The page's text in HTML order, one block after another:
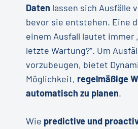
Daten lassen sich Ausfälle
bevor sie entstehen. Eine
einem Ausfall lautet immer
letzte Wartung?“. Um
vorzubeugen, bietet
Möglichkeit, regelmäßige
automatisch zu planen.
Wie predictive und